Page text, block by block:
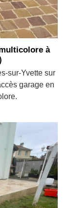
à
sur-Yvette sur
garage en